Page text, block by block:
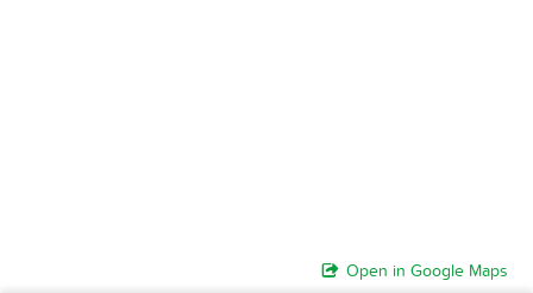
Open in Google Maps